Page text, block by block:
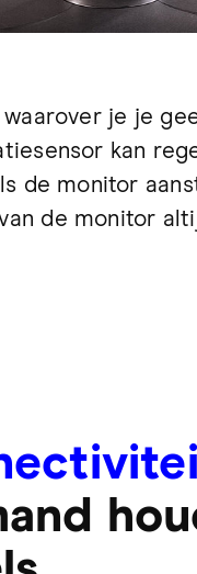
je je
kan
de monitor
de monitor